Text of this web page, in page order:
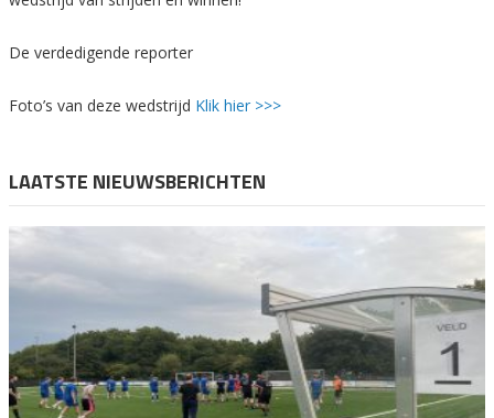
De verdedigende reporter
Foto’s van deze wedstrijd Klik hier >>>
LAATSTE NIEUWSBERICHTEN